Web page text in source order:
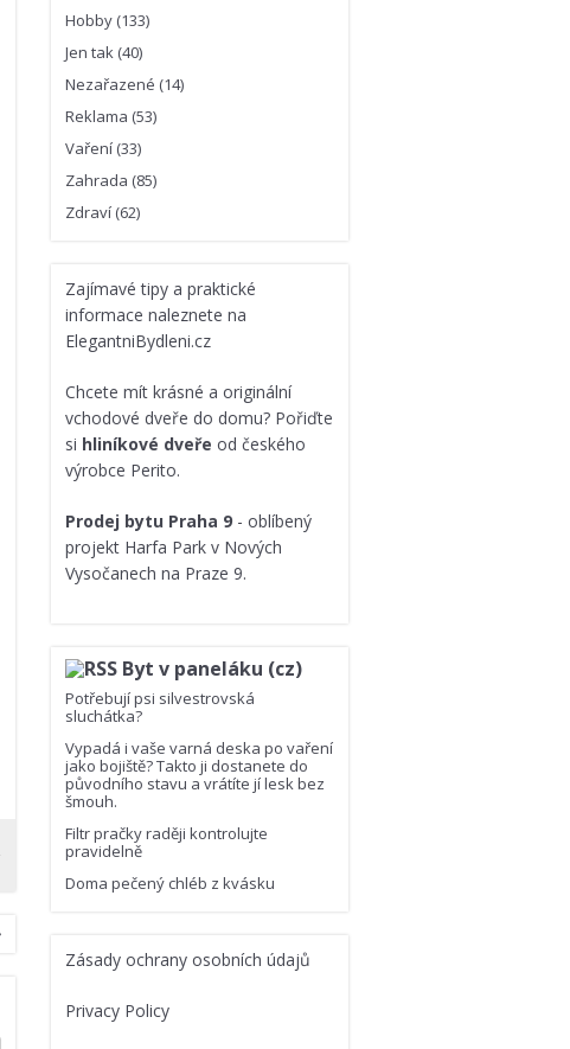
Hobby(133)
Jen tak(40)
Nezařazené (14)
Reklama (53)
Vaření(33)
Zahrada (85)
Zdraví(62)
Zajímavétipy a praktické
informace naleznete na
ElegantniBydleni.cz
Chcete mít krásné a originální
vchodové dveře do domu? Pořiďte
si hliníkové dveře od českého
výrobce Perito.
Prodej bytu Praha 9- oblíbený
projekt Harfa Park v Nových
Vysočanech na Praze 9.
Byt v paneláku (cz)
Potřebují psi silvestrovská
sluchátka?
Vypadá i vaše varná deska po vaření
jako bojiště? Takto ji dostanete do
původního stavu a vrátíte jí lesk bez
šmouh.
Filtr pračky raději kontrolujte
pravidelně
Doma pečený chléb z kvásku
Zásady ochrany osobních údajů
Privacy Policy